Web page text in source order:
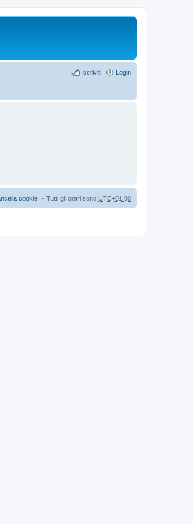
Login
Iscriviti
Tutti gli orari sono UTC+01:00
cookie